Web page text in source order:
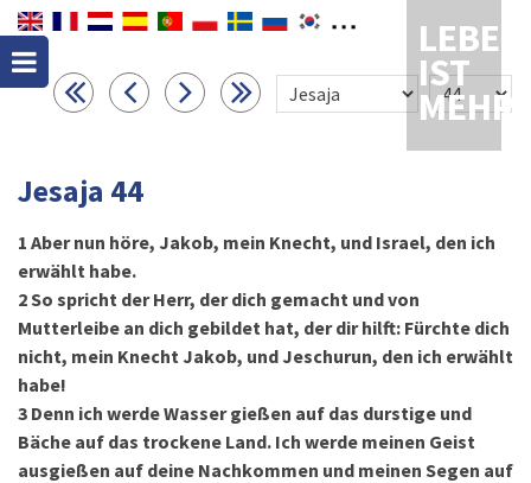
LEBEN
IST
MEHR
Jesaja 44
1 Aber nun höre, Jakob, mein Knecht, und Israel, den ich
erwählt habe.
2So spricht der Herr, der dich gemacht und von
Mutterleibe an dich gebildet hat, der dir hilft: Fürchte dich
nicht, mein Knecht Jakob, und Jeschurun, den ich erwählt
habe!
3 Denn ich werde Wasser gießen auf das durstige und
Bäche auf das trockene Land. Ich werde meinen Geist
ausgießen auf deine Nachkommen und meinen Segen auf